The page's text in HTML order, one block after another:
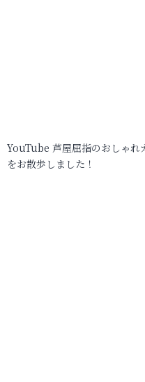
YouTube 芦屋屈指のおしゃれ
をお散歩しました！